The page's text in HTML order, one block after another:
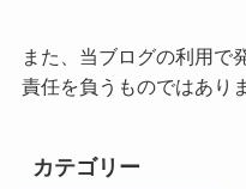
また、当ブログの利用で
責任を負うものではあり
カテゴリー